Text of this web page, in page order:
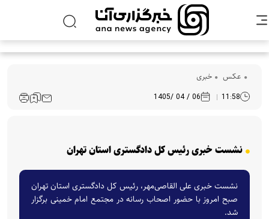
عکس خبری
11:58
06 / 04 /1405
نشست خبری رئیس کل دادگستری استان تهران
نشست خبری علی القاصی‌مهر، رئیس کل دادگستری استان تهران
صبح امروز با حضور اصحاب رسانه در مجتمع امام خمینی برگزار
شد.